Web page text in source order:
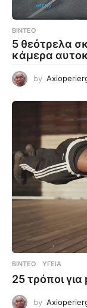
ΒΊΝΤΕΟ
5 θεότρελα
κάμερα
by
ΒΊΝΤΕΟ ΥΓΕΊΑ
25 τρόποι
by